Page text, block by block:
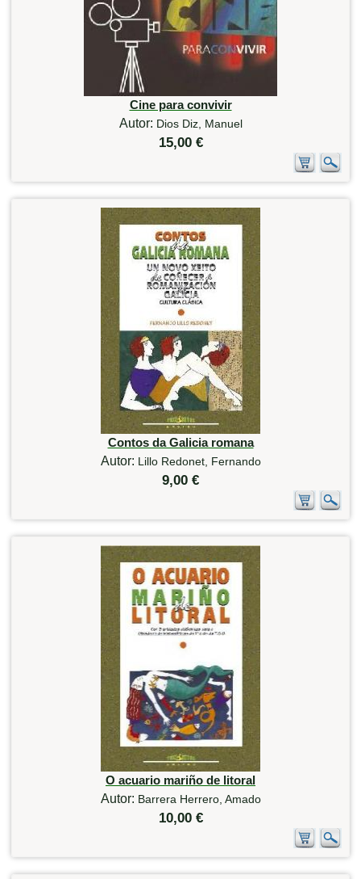
Cine para convivir
Autor: Dios Diz, Manuel
15,00 €
Contos da Galicia romana
Autor: Lillo Redonet, Fernando
9,00 €
O acuario mariño de litoral
Autor: Barrera Herrero, Amado
10,00 €